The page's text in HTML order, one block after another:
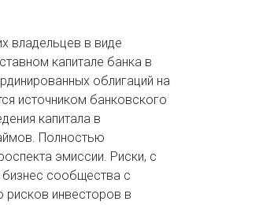
владельцев в виде
капитале банка в
облигаций на
источником банковского
капитала в
Полностью
эмиссии. Риски, с
сообщества с
рисков инвесторов в